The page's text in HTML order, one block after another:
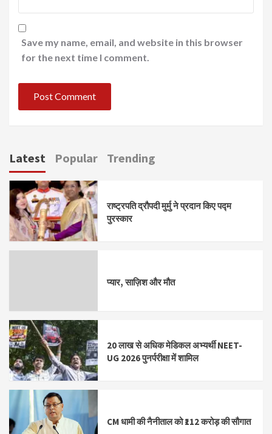
Save my name, email, and website in this browser
for the next time I comment.
Latest Popular Trending
राष्ट्रपति द्रौपदी मुर्मु ने प्रदान किए पद्म
पुरस्कार
प्यार, साज़िश और मौत
20 लाख से अधिक मेडिकल अभ्यर्थी NEET-
UG 2026 पुनर्परीक्षा में शामिल
CM धामी की नैनीताल को ₹112 करोड़ की सौगात